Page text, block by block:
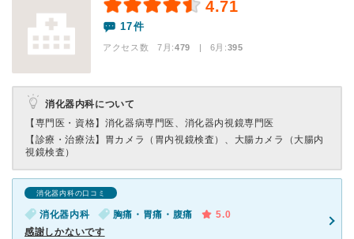
4.71
17件
アクセス数 7月:479 | 6月:395
消化器内科について
【専門医・資格】 消化器病専門医、消化器内視鏡専門医
【診療・治療法】 胃カメラ（胃内視鏡検査）、大腸カメラ（大腸内
視鏡検査）
消化器内科の口コミ
消化器内科 胸痛・胃痛・腹痛
5.0
感謝しかないです